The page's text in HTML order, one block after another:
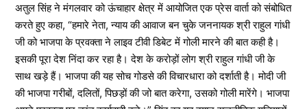
अतुल सिंह ने मंगलवार को ऊंचाहार क्षेत्र में आयोजित एक प्रेस वार्ता को संबोधित
करते हुए कहा, “हमारे नेता, न्याय की आवाज बन चुके जननायक श्री राहुल गांधी
जी को भाजपा के प्रवक्ता ने लाइव टीवी डिबेट में गोली मारने की बात कही है।
इसकी पूरा देश निंदा कर रहा है। देश के करोड़ों लोग श्री राहुल गांधी जी के
साथ खड़े हैं। भाजपा की यह सोच गोडसे की विचारधारा को दर्शाती है। मोदी जी
की भाजपा गरीबों, दलितों, पिछड़ों की जो बात करेगा, उसको गोली मारेंगे। भाजपा